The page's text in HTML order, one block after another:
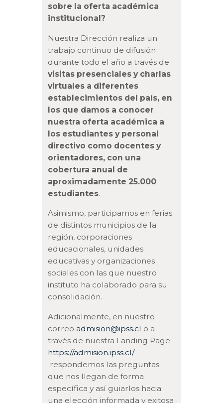
sobre la oferta académica
institucional?
Nuestra Dirección realiza un
trabajo continuo de difusión
durante todo el año a través de
visitas presenciales y charlas
virtuales a diferentes
establecimientos del país, en
los que damos a conocer
nuestra oferta académica a
los estudiantes y personal
directivo como docentes y
orientadores, con una
cobertura anual de
aproximadamente 25.000
estudiantes.
Asimismo, participamos en ferias
de distintos municipios de la
región, corporaciones
educacionales, unidades
educativas y organizaciones
sociales con las que nuestro
instituto ha colaborado para su
consolidación.
Adicionalmente, en nuestro
correoadmision@ipss.cl o a
través de nuestra Landing Page
https://admision.ipss.cl/
respondemos las preguntas
que nos llegan de forma
específica y así guiarlos hacia
una elección informada y exitosa